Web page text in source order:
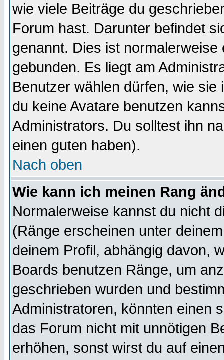
wie viele Beiträge du
Forum hast. Darunter befindet
genannt. Dies ist
gebunden. Es liegt am
Benutzer wählen dürfen, wie
du keine Avatare benutzen
Administrators. Du solltest ihn
einen guten haben).
Nach oben
Wie kann ich meinen Rang
Normalerweise kannst du nicht
(Ränge erscheinen unter
deinem Profil, abhängig davon,
Boards benutzen Ränge, um
geschrieben wurden und
Administratoren, könnten einen
das Forum nicht mit unnötigen
erhöhen, sonst wirst du auf